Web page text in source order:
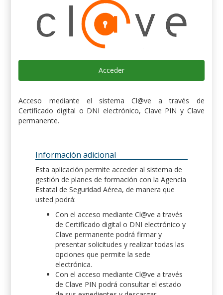
Acceder
Acceso mediante el sistema Cl@ve a través de
Certificado digital o DNI electrónico, Clave PIN y Clave
permanente.
Información adicional
Esta aplicación permite acceder al sistema de
gestión de planes de formación con la Agencia
Estatal de Seguridad Aérea, de manera que
usted podrá:
Con el acceso mediante Cl@ve a través
de Certificado digital o DNI electrónico y
Clave permanente podrá firmar y
presentar solicitudes y realizar todas las
opciones que permite la sede
electrónica.
Con el acceso mediante Cl@ve a través
de Clave PIN podrá consultar el estado